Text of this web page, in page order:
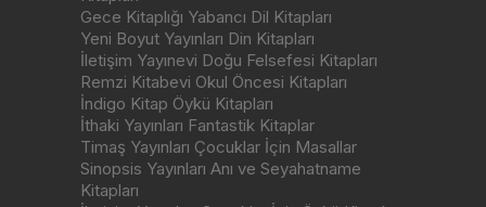
Gece Kitaplığı Yabancı Dil Kitapları
Yeni Boyut Yayınları Din Kitapları
İletişim Yayınevi Doğu Felsefesi Kitapları
Remzi Kitabevi Okul Öncesi Kitapları
İndigo Kitap Öykü Kitapları
İthaki Yayınları Fantastik Kitaplar
Timaş Yayınları Çocuklar İçin Masallar
Sinopsis Yayınları Anı ve Seyahatname
Kitapları